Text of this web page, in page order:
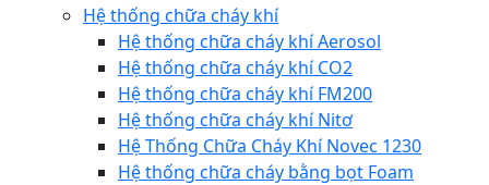
Hệ thống chữa cháy khí
Hệ thống chữa cháy khí Aerosol
Hệ thống chữa cháy khí CO2
Hệ thống chữa cháy khí FM200
Hệ thống chữa cháy khí Nitơ
Hệ Thống Chữa Cháy Khí Novec 1230
Hệ thống chữa cháy bằng bọt Foam